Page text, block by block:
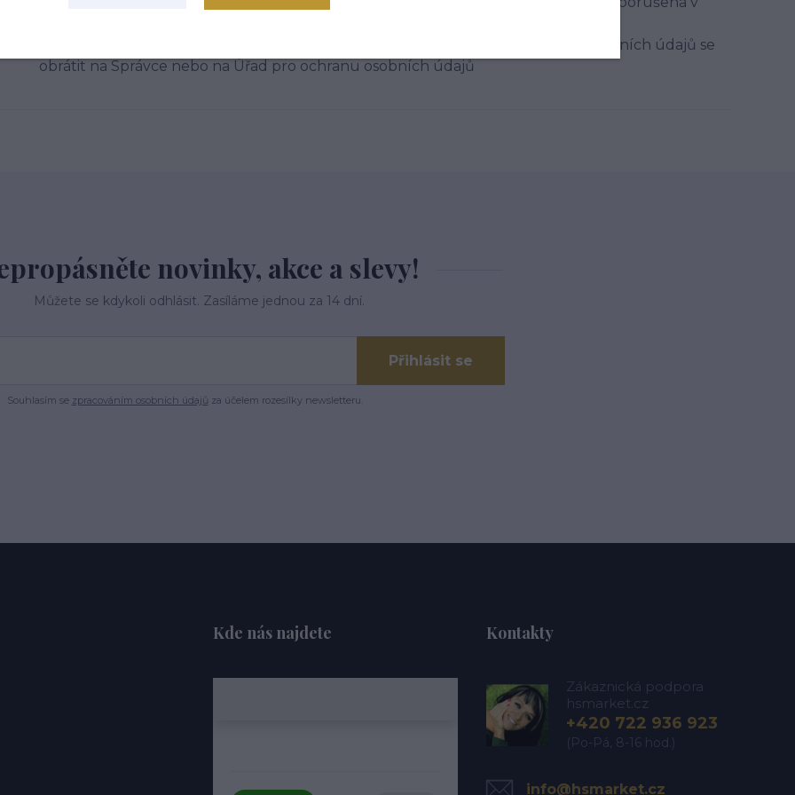
v případě pochybností o dodržování povinností souvisejících se zpracováním osobních údajů se
obrátit na Správce nebo na Úřad pro ochranu osobních údajů
novinky, akce a slevy!
Můžete se kdykoli odhlásit. Zasíláme jednou za 14 dní.
Přihlásit se
Souhlasím se zpracováním osobních údajů za účelem rozesílky newsletteru.
Kde nás najdete Kontakty
Zákaznická podpora
hsmarket.cz
+420 722 936 923
(Po-Pá, 8-16 hod.)
info@hsmarket.cz